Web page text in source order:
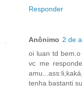
Responder
Anônimo 2 de
oi luan td
vc me
tenha bastanti